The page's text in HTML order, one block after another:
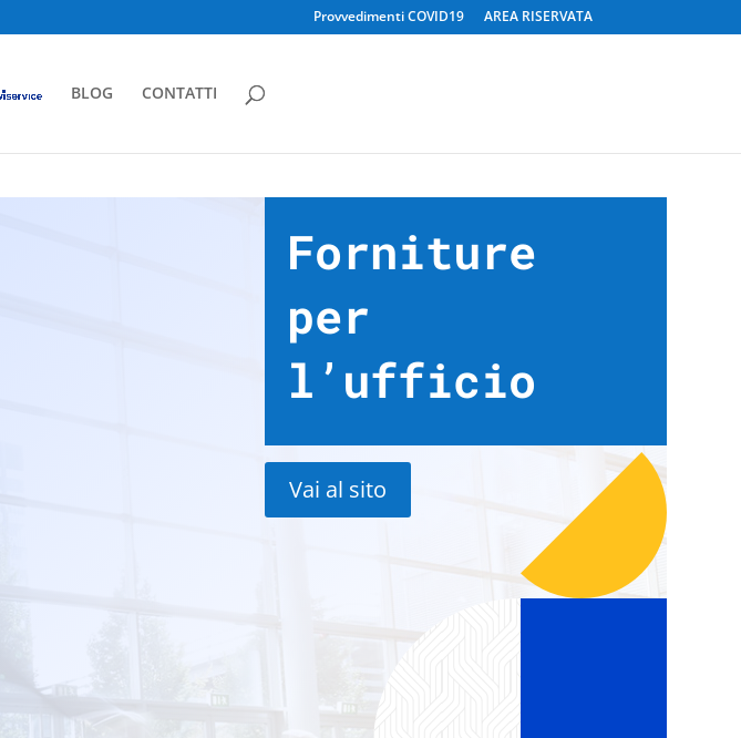
Provvedimenti COVID19 AREA RISERVATA
BLOG CONTATTI
Forniture
per
l’ufficio
Vai al sito